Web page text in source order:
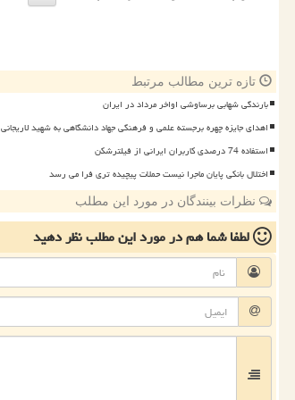
تازه ترین مطالب مرتبط
بارندگی شهابی برساوشی اواخر مرداد در ایران
اهدای جایزه چهره برجسته علمی و فرهنگی جهاد دانشگاهی به شهید لاریجانی
استفاده 74 درصدی کاربران ایرانی از فیلترشکن
اختلال بانکی پایان ماجرا نیست حملات پیچیده تری فرا می رسد
نظرات بینندگان در مورد این مطلب
لطفا شما همدر مورد این مطلبنظر دهید